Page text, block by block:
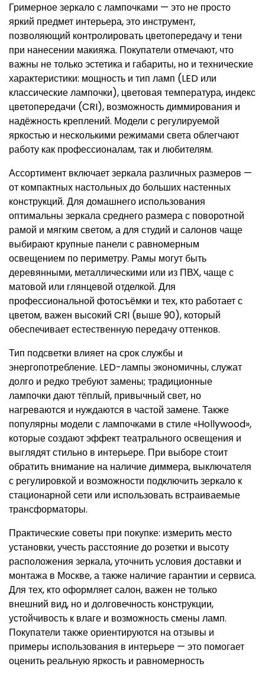
Гримерное зеркало с лампочками — это не просто
яркий предмет интерьера, это инструмент,
позволяющий контролировать цветопередачу и тени
при нанесении макияжа. Покупатели отмечают, что
важны не только эстетика и габариты, но и технические
характеристики: мощность и тип ламп (LED или
классические лампочки), цветовая температура, индекс
цветопередачи (CRI), возможность диммирования и
надёжность креплений. Модели с регулируемой
яркостью и несколькими режимами света облегчают
работу как профессионалам, так и любителям.
Ассортимент включает зеркала различных размеров —
от компактных настольных до больших настенных
конструкций. Для домашнего использования
оптимальны зеркала среднего размера с поворотной
рамой и мягким светом, а для студий и салонов чаще
выбирают крупные панели с равномерным
освещением по периметру. Рамы могут быть
деревянными, металлическими или из ПВХ, чаще с
матовой или глянцевой отделкой. Для
профессиональной фотосъёмки и тех, кто работает с
цветом, важен высокий CRI (выше 90), который
обеспечивает естественную передачу оттенков.
Тип подсветки влияет на срок службы и
энергопотребление. LED-лампы экономичны, служат
долго и редко требуют замены; традиционные
лампочки дают тёплый, привычный свет, но
нагреваются и нуждаются в частой замене. Также
популярны модели с лампочками в стиле «Hollywood»,
которые создают эффект театрального освещения и
выглядят стильно в интерьере. При выборе стоит
обратить внимание на наличие диммера, выключателя
с регулировкой и возможности подключить зеркало к
стационарной сети или использовать встраиваемые
трансформаторы.
Практические советы при покупке: измерить место
установки, учесть расстояние до розетки и высоту
расположения зеркала, уточнить условия доставки и
монтажа в Москве, а также наличие гарантии и сервиса.
Для тех, кто оформляет салон, важен не только
внешний вид, но и долговечность конструкции,
устойчивость к влаге и возможность смены ламп.
Покупатели также ориентируются на отзывы и
примеры использования в интерьере — это помогает
оценить реальную яркость и равномерность